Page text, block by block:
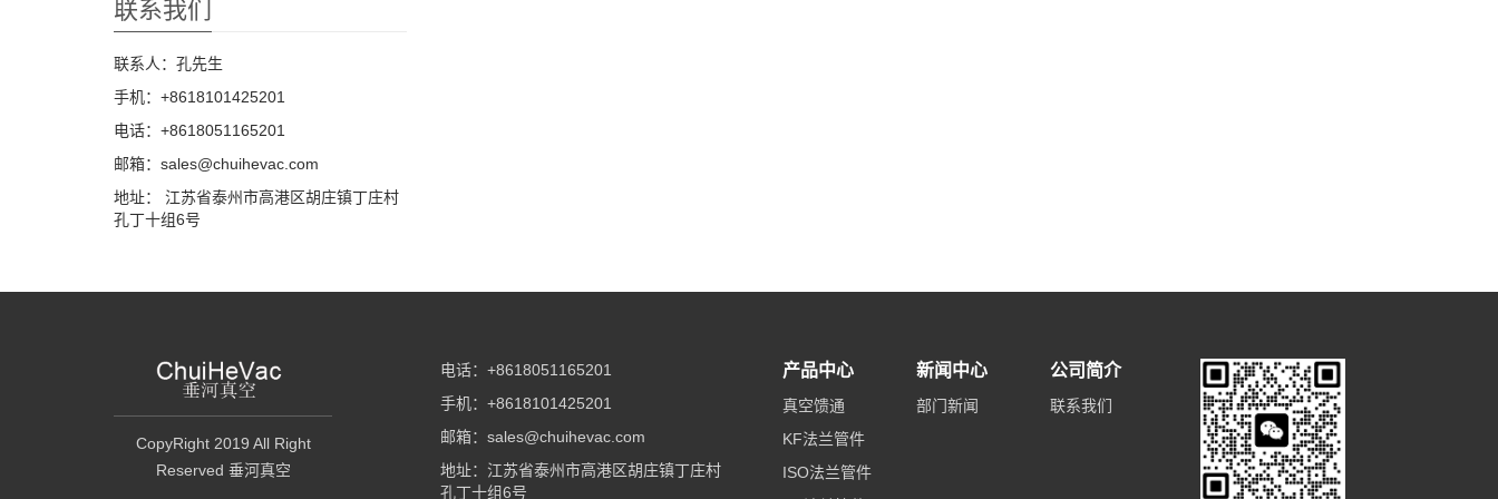
联系我们
联系人：孔先生
手机：+8618101425201
电话：+8618051165201
邮箱：sales@chuihevac.com
地址： 江苏省泰州市高港区胡庄镇丁庄村
孔丁十组6号
CopyRight 2019 All Right
Reserved 垂河真空
电话：+8618051165201
手机：+8618101425201
邮箱：sales@chuihevac.com
地址：江苏省泰州市高港区胡庄镇丁庄村
孔丁十组6号
产品中心
真空馈通
KF法兰管件
ISO法兰管件
新闻中心
部门新闻
公司简介
联系我们